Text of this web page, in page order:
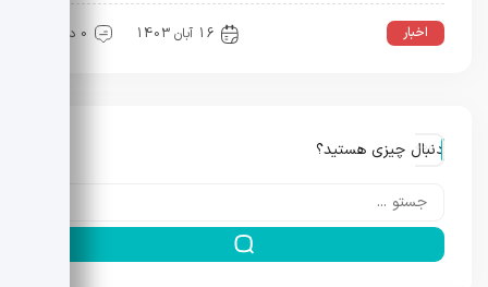
اخبار 16 آبان 1403 0 دیدگاه
دنبال چیزی هستید؟